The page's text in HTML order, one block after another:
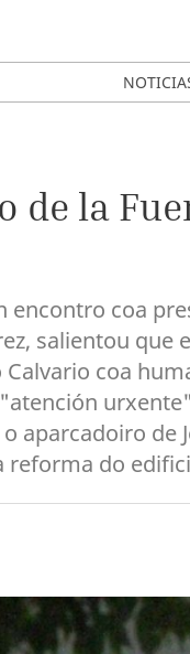
de la
encontro coa
salientou que
coa
aparcadoiro de
reforma do